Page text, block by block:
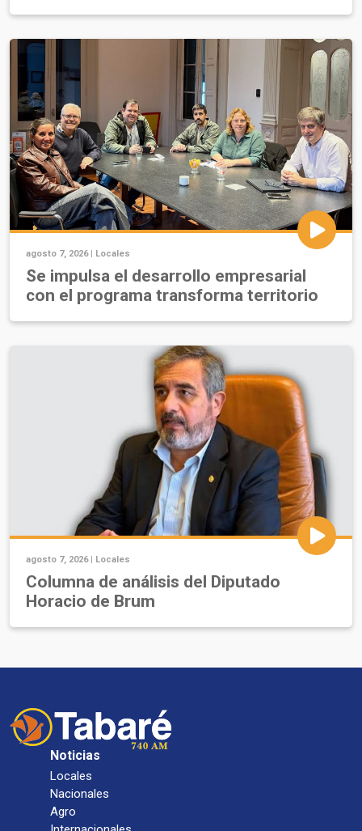
agosto 7, 2026 | Locales
Se impulsa el desarrollo empresarial
con el programa transforma territorio
agosto 7, 2026 | Locales
Columna de análisis del Diputado
Horacio de Brum
Noticias
Locales
Nacionales
Agro